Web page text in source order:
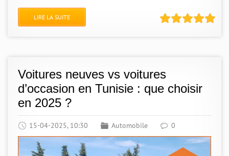
LIRE LA SUITE
Voitures neuves vs voitures
d’occasion en Tunisie : que choisir
en 2025 ?
15-04-2025, 10:30 Automobile 0